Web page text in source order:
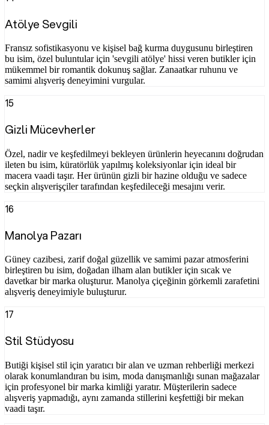
Atölye Sevgili
Fransız sofistikasyonu ve kişisel bağ kurma duygusunu birleştiren
bu isim, özel buluntular için 'sevgili atölye' hissi veren butikler için
mükemmel bir romantik dokunuş sağlar. Zanaatkar ruhunu ve
samimi alışveriş deneyimini vurgular.
15
Gizli Mücevherler
Özel, nadir ve keşfedilmeyi bekleyen ürünlerin heyecanını doğrudan
ileten bu isim, küratörlük yapılmış koleksiyonlar için ideal bir
macera vaadi taşır. Her ürünün gizli bir hazine olduğu ve sadece
seçkin alışverişçiler tarafından keşfedileceği mesajını verir.
16
Manolya Pazarı
Güney cazibesi, zarif doğal güzellik ve samimi pazar atmosferini
birleştiren bu isim, doğadan ilham alan butikler için sıcak ve
davetkar bir marka oluşturur. Manolya çiçeğinin görkemli zarafetini
alışveriş deneyimiyle buluşturur.
17
Stil Stüdyosu
Butiği kişisel stil için yaratıcı bir alan ve uzman rehberliği merkezi
olarak konumlandıran bu isim, moda danışmanlığı sunan mağazalar
için profesyonel bir marka kimliği yaratır. Müşterilerin sadece
alışveriş yapmadığı, aynı zamanda stillerini keşfettiği bir mekan
vaadi taşır.